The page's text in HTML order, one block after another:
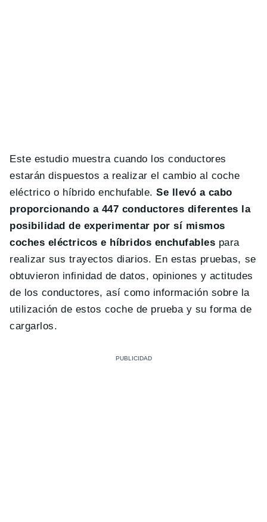
Este estudio muestra cuando los conductores
estarán dispuestos a realizar el cambio al coche
eléctrico o híbrido enchufable.Se llevó a cabo
proporcionando a 447 conductores diferentes la
posibilidad de experimentar por sí mismos
coches eléctricos e híbridos enchufables para
realizar sus trayectos diarios. En estas pruebas, se
obtuvieron infinidad de datos, opiniones y actitudes
de los conductores, así como información sobre la
utilización de estos coche de prueba y su forma de
cargarlos.